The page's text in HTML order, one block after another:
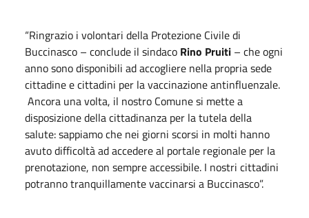
“Ringrazio i volontari della Protezione Civile di
Buccinasco – conclude il sindaco Rino Pruiti – che ogni
anno sono disponibili ad accogliere nella propria sede
cittadine e cittadini per la vaccinazione antinfluenzale.
Ancora una volta, il nostro Comune si mette a
disposizione della cittadinanza per la tutela della
salute: sappiamo che nei giorni scorsi in molti hanno
avuto difficoltà ad accedere al portale regionale per la
prenotazione, non sempre accessibile. I nostri cittadini
potranno tranquillamente vaccinarsi a Buccinasco”.